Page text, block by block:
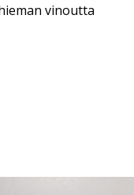
vinoutta